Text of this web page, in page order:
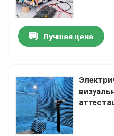
Лучшая цена